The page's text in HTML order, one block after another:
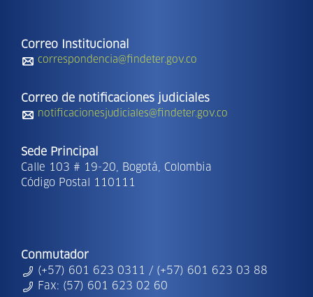
Correo Institucional
correspondencia@findeter.gov.co
Correo de notificaciones judiciales
notificacionesjudiciales@findeter.gov.co
Sede Principal
Calle 103 # 19-20, Bogotá, Colombia
Código Postal 110111
Conmutador
(+57) 601 623 0311 / (+57) 601 623 03 88
Fax: (57) 601 623 02 60